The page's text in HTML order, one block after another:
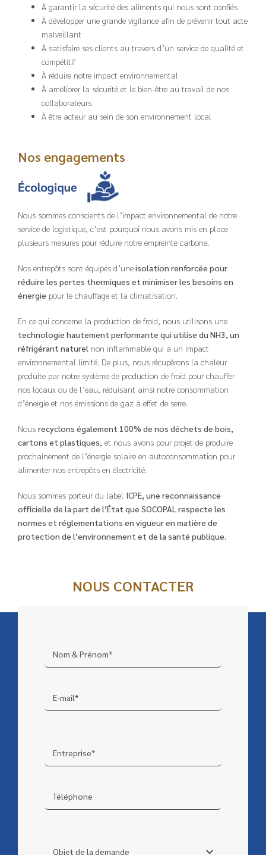
À garantir la sécurité des aliments qui nous sont confiés
À développer une grande vigilance afin de prévenir tout acte
malveillant
À satisfaire ses clients au travers d’un service de qualité et
compétitif
À réduire notre impact environnemental
À améliorer la sécurité et le bien-être au travail de nos
collaborateurs
À être acteur au sein de son environnement local
Nos engagements
Nous sommes conscients de l’impact environnemental de notre
service de logistique, c’est pourquoi nous avons mis en place
plusieurs mesures pour réduire notre empreinte carbone.
Nos entrepôts sont équipés d’uneisolation renforcée pour
réduire les pertes thermiques et minimiser les besoins en
énergie pour le chauffage et la climatisation.
En ce qui concerne la production de froid, nous utilisons une
technologie hautement performante qui utilise du NH3, un
réfrigérant naturel non inflammable qui a un impact
environnemental limité. De plus, nous récupérons la chaleur
produite par notre système de production de froid pour chauffer
nos locaux ou de l’eau, réduisant ainsi notre consommation
d’énergie et nos émissions de gaz à effet de serre.
Nous recyclons également 100% de nos déchets de bois,
cartons et plastiques, et nous avons pour projet de produire
prochainement de l’énergie solaire en autoconsommation pour
alimenter nos entrepôts en électricité.
Nous sommes porteur du label ICPE, une reconnaissance
officielle de la part de l’État que SOCOPAL respecte les
normes et réglementations en vigueur en matière de
protection de l’environnement et de la santé publique.
NOUS CONTACTER